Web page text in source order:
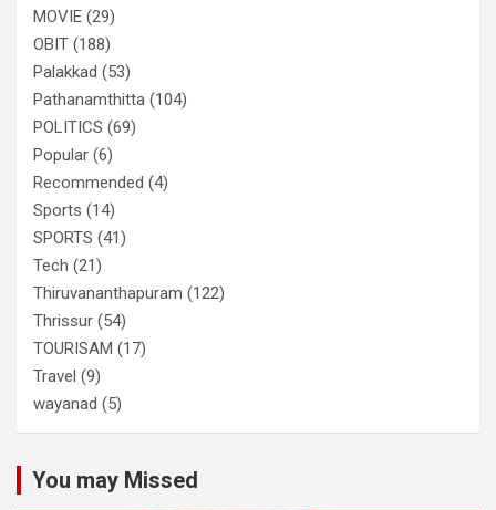
MOVIE (29)
OBIT (188)
Palakkad (53)
Pathanamthitta (104)
POLITICS (69)
Popular (6)
Recommended (4)
Sports (14)
SPORTS (41)
Tech (21)
Thiruvananthapuram (122)
Thrissur (54)
TOURISAM (17)
Travel (9)
wayanad (5)
You may Missed